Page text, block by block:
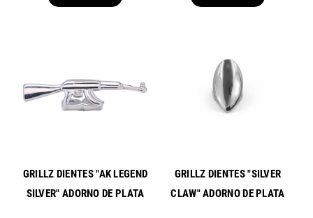
GRILLZ DIENTES "AK LEGEND
SILVER" ADORNO DE PLATA
GRILLZ DIENTES "SILVER
CLAW" ADORNO DE PLATA